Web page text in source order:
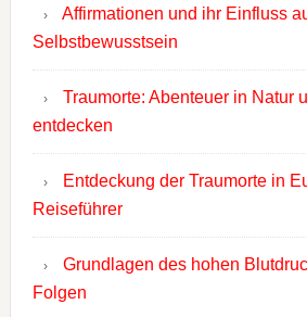
Affirmationen und ihr Einfluss
Selbstbewusstsein
Traumorte: Abenteuer in Natur
entdecken
Entdeckung der Traumorte in
Reiseführer
Grundlagen des hohen
Folgen